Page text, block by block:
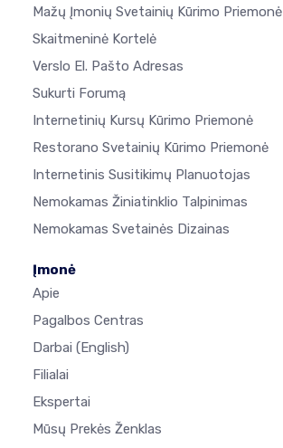
Mažų Įmonių Svetainių Kūrimo Priemonė
Skaitmeninė Kortelė
Verslo El. Pašto Adresas
Sukurti Forumą
Internetinių Kursų Kūrimo Priemonė
Restorano Svetainių Kūrimo Priemonė
Internetinis Susitikimų Planuotojas
Nemokamas Žiniatinklio Talpinimas
Nemokamas Svetainės Dizainas
Įmonė
Apie
Pagalbos Centras
Darbai (English)
Filialai
Ekspertai
Mūsų Prekės Ženklas